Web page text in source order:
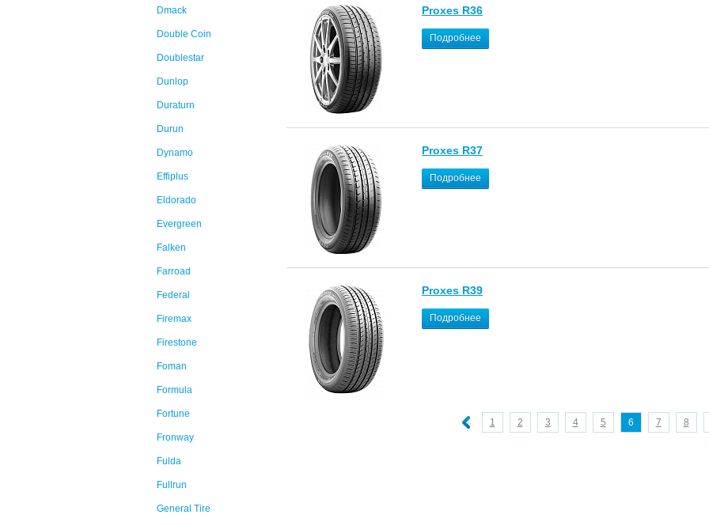
Dmack
Double Coin
Doublestar
Dunlop
Duraturn
Durun
Dynamo
Effiplus
Eldorado
Evergreen
Falken
Farroad
Federal
Firemax
Firestone
Foman
Formula
Fortune
Fronway
Fulda
Fullrun
General Tire
Proxes R36
Подробнее
Proxes R37
Подробнее
Proxes R39
Подробнее
1 2 3 4 5 6 7 8